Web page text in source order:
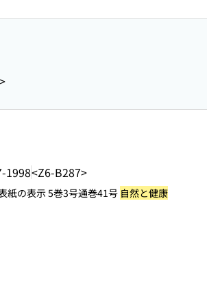
1998<Z6-B287>
紙の表示 5巻3号通巻41号 自然と健康